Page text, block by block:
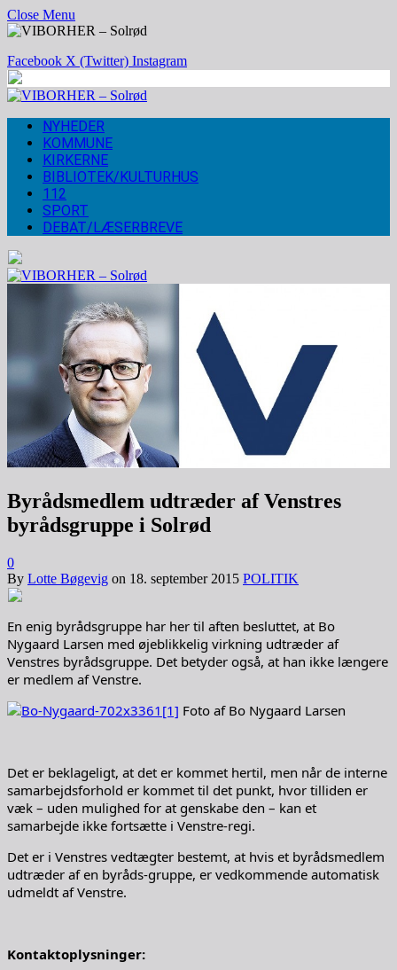
Close Menu
Facebook X (Twitter) Instagram
NYHEDER
KOMMUNE
KIRKERNE
BIBLIOTEK/KULTURHUS
112
SPORT
DEBAT/LÆSERBREVE
Byrådsmedlem udtræder af Venstres
byrådsgruppe i Solrød
0
By Lotte Bøgevig on 18. september 2015 POLITIK
En enig byrådsgruppe har her til aften besluttet, at Bo
Nygaard Larsen med øjeblikkelig virkning udtræder af
Venstres byrådsgruppe. Det betyder også, at han ikke længere
er medlem af Venstre.
Foto af Bo Nygaard Larsen
Det er beklageligt, at det er kommet hertil, men når de interne
samarbejdsforhold er kommet til det punkt, hvor tilliden er
væk – uden mulighed for at genskabe den – kan et
samarbejde ikke fortsætte i Venstre-regi.
Det er i Venstres vedtægter bestemt, at hvis et byrådsmedlem
udtræder af en byråds-gruppe, er vedkommende automatisk
udmeldt af Venstre.
Kontaktoplysninger: